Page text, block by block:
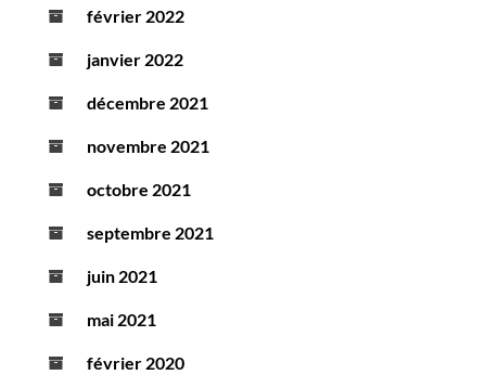
février 2022
janvier 2022
décembre 2021
novembre 2021
octobre 2021
septembre 2021
juin 2021
mai 2021
février 2020